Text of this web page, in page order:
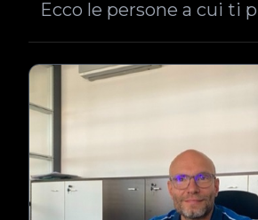
Ecco le persone a cui ti